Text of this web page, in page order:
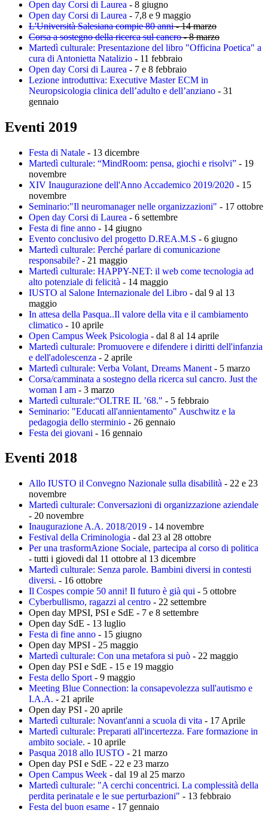
Open day Corsi di Laurea - 8 giugno
Open day Corsi di Laurea - 7,8 e 9 maggio
L'Università Salesiana compie 80 anni- 14 marzo
Corsa a sostegno della ricerca sul cancro- 8 marzo
Martedì culturale: Presentazione del libro "Officina Poetica" a
cura di Antonietta Natalizio - 11 febbraio
Open day Corsi di Laurea - 7 e 8 febbraio
Lezione introduttiva: Executive Master ECM in
Neuropsicologia clinica dell’adulto e dell’anziano - 31
gennaio
Eventi 2019
Festa di Natale - 13 dicembre
Martedì culturale: “MindRoom: pensa, giochi e risolvi” - 19
novembre
XIV Inaugurazione dell'Anno Accademico 2019/2020 - 15
novembre
Seminario:"Il neuromanager nelle organizzazioni" - 17 ottobre
Open day Corsi di Laurea - 6 settembre
Festa di fine anno - 14 giugno
Evento conclusivo del progetto D.REA.M.S - 6 giugno
Martedì culturale: Perché parlare di comunicazione
responsabile? - 21 maggio
Martedì culturale: HAPPY-NET: il web come tecnologia ad
alto potenziale di felicità - 14 maggio
IUSTO al Salone Internazionale del Libro - dal 9 al 13
maggio
In attesa della Pasqua..Il valore della vita e il cambiamento
climatico - 10 aprile
Open Campus Week Psicologia - dal 8 al 14 aprile
Martedì culturale: Promuovere e difendere i diritti dell'infanzia
e dell'adolescenza - 2 aprile
Martedì culturale: Verba Volant, Dreams Manent - 5 marzo
Corsa/camminata a sostegno della ricerca sul cancro. Just the
woman I am - 3 marzo
Martedì culturale:“OLTRE IL ’68." - 5 febbraio
Seminario: "Educati all'annientamento" Auschwitz e la
pedagogia dello sterminio - 26 gennaio
Festa dei giovani - 16 gennaio
Eventi 2018
Allo IUSTO il Convegno Nazionale sulla disabilità - 22 e 23
novembre
Martedì culturale: Conversazioni di organizzazione aziendale
- 20 novembre
Inaugurazione A.A. 2018/2019 - 14 novembre
Festival della Criminologia - dal 23 al 28 ottobre
Per una trasformAzione Sociale, partecipa al corso di politica
- tutti i giovedi dal 11 ottobre al 13 dicembre
Martedì culturale: Senza parole. Bambini diversi in contesti
diversi. - 16 ottobre
Il Cospes compie 50 anni! Il futuro è già qui - 5 ottobre
Cyberbullismo, ragazzi al centro - 22 settembre
Open day MPSI, PSI e SdE - 7 e 8 settembre
Open day SdE - 13 luglio
Festa di fine anno - 15 giugno
Open day MPSI - 25 maggio
Martedì culturale: Con una metafora si può - 22 maggio
Open day PSI e SdE - 15 e 19 maggio
Festa dello Sport - 9 maggio
Meeting Blue Connection: la consapevolezza sull'autismo e
I.A.A. - 21 aprile
Open day PSI - 20 aprile
Martedì culturale: Novant'anni a scuola di vita - 17 Aprile
Martedì culturale: Preparati all'incertezza. Fare formazione in
ambito sociale. - 10 aprile
Pasqua 2018 allo IUSTO - 21 marzo
Open day PSI e SdE - 22 e 23 marzo
Open Campus Week - dal 19 al 25 marzo
Martedì culturale: "A cerchi concentrici. La complessità della
perdita perinatale e le sue perturbazioni" - 13 febbraio
Festa del buon esame - 17 gennaio